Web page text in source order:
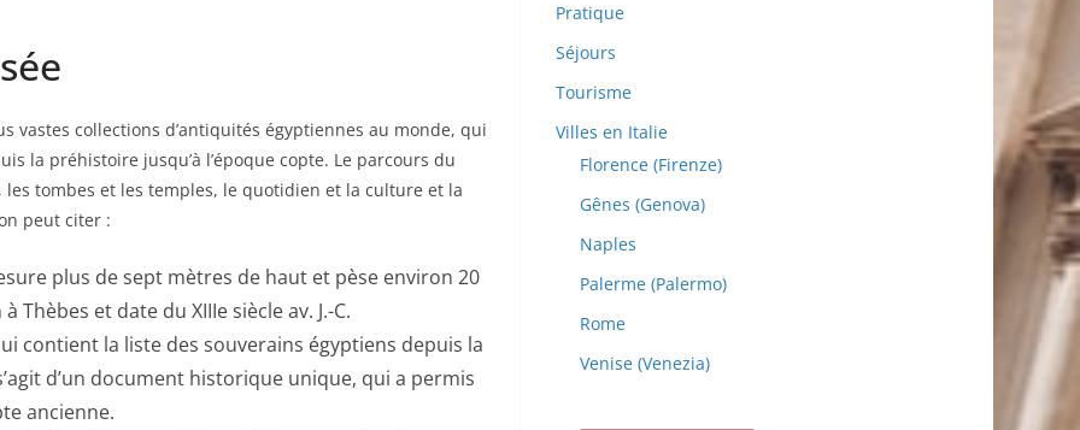
vastes collections d’antiquités égyptiennes au monde, qui
la préhistoire jusqu’à l’époque copte. Le parcours du
tombes et les temples, le quotidien et la culture et la
peut citer :
plus de sept mètres de haut et pèse environ 20
et date du XIIIe siècle av. J.-C.
contient la liste des souverains égyptiens depuis la
d’un document historique unique, qui a permis
ancienne.
Pratique
Séjours
Tourisme
Villes en Italie
Florence (Firenze)
Gênes (Genova)
Naples
Palerme (Palermo)
Rome
Venise (Venezia)